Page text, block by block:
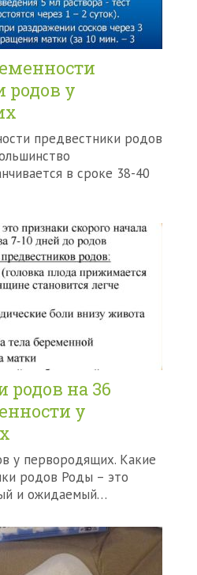
родов у
предвестники родов
в сроке 38-40
родов на 36
у
у первородящих. Какие
родов Роды – это
и ожидаемый…